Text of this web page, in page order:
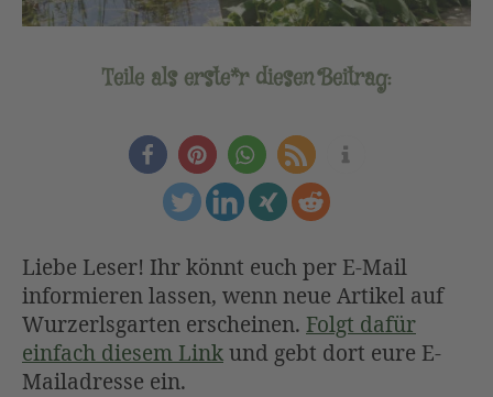
Teile als erste*r diesen Beitrag:
Liebe Leser! Ihr könnt euch per E-Mail
informieren lassen, wenn neue Artikel auf
Wurzerlsgarten erscheinen. Folgt dafür
einfach diesem Linkund gebt dort eure E-
Mailadresse ein.